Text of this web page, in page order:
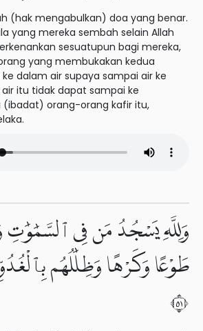
(hak mengabulkan) doa yang benar.
yang mereka sembah selain Allah
sesuatupun bagi mereka,
yang membukakan kedua
dalam air supaya sampai air ke
itu tidak dapat sampai ke
(ibadat) orang-orang kafir itu,
وَلِلَّهِ يَسْجُدُ مَن فِى
طَوْعًا وَكَرْهًا وَظِلَٰلُهُم
١٥